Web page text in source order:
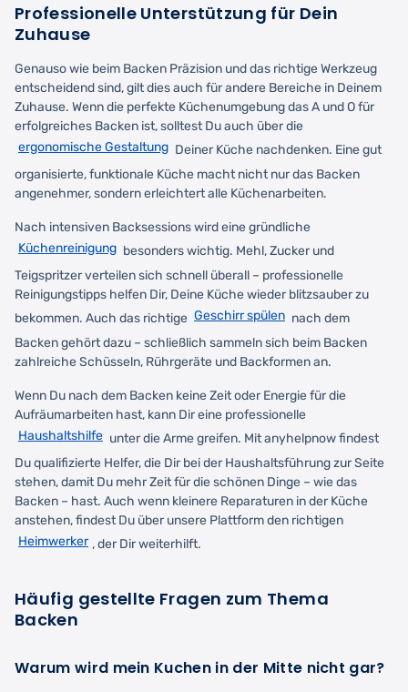
Professionelle Unterstützung für Dein
Zuhause
Genauso wie beim Backen Präzision und das richtige Werkzeug
entscheidend sind, gilt dies auch für andere Bereiche in Deinem
Zuhause. Wenn die perfekte Küchenumgebung das A und O für
erfolgreiches Backen ist, solltest Du auch über die
ergonomische Gestaltung Deiner Küche nachdenken. Eine gut
organisierte, funktionale Küche macht nicht nur das Backen
angenehmer, sondern erleichtert alle Küchenarbeiten.
Nach intensiven Backsessions wird eine gründliche
Küchenreinigung besonders wichtig. Mehl, Zucker und
Teigspritzer verteilen sich schnell überall – professionelle
Reinigungstipps helfen Dir, Deine Küche wieder blitzsauber zu
bekommen. Auch das richtige Geschirr spülen nach dem
Backen gehört dazu – schließlich sammeln sich beim Backen
zahlreiche Schüsseln, Rührgeräte und Backformen an.
Wenn Du nach dem Backen keine Zeit oder Energie für die
Aufräumarbeiten hast, kann Dir eine professionelle
Haushaltshilfe unter die Arme greifen. Mit anyhelpnow findest
Du qualifizierte Helfer, die Dir bei der Haushaltsführung zur Seite
stehen, damit Du mehr Zeit für die schönen Dinge – wie das
Backen – hast. Auch wenn kleinere Reparaturen in der Küche
anstehen, findest Du über unsere Plattform den richtigen
Heimwerker , der Dir weiterhilft.
Häufig gestellte Fragen zum Thema
Backen
Warum wird mein Kuchen in der Mitte nicht gar?